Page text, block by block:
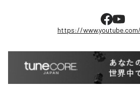
https://